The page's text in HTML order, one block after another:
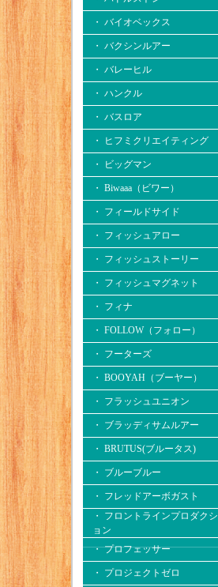
・ バイオベックス
・ バクシンルアー
・ バレーヒル
・ ハンクル
・ バスロア
・ ヒフミクリエイティング
・ ビッグマン
・ Biwaaa（ビワー）
・ フィールドサイド
・ フィッシュアロー
・ フィッシュストーリー
・ フィッシュマグネット
・ フィナ
・ FOLLOW（フォロー）
・ フーターズ
・ BOOYAH（ブーヤー）
・ フラッシュユニオン
・ ブラッディサムルアー
・ BRUTUS(ブルータス)
・ ブルーブルー
・ フレッドアーボガスト
・ フロントラインプロダクシ
ョン
・ プロフェッサー
・ プロジェクトゼロ